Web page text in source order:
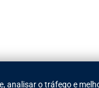
analisar o tráfego e